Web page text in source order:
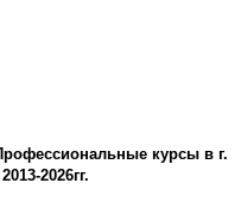
курсы в г.
2026гг.